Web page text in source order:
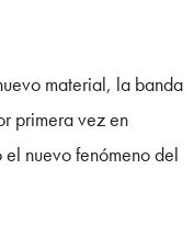
material, la banda
primera vez en
nuevo fenómeno del